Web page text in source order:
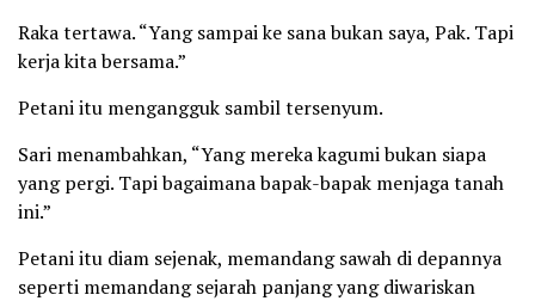
Raka tertawa. “Yang sampai ke sana bukan saya, Pak. Tapi
kerja kita bersama.”
Petani itu mengangguk sambil tersenyum.
Sari menambahkan, “Yang mereka kagumi bukan siapa
yang pergi. Tapi bagaimana bapak-bapak menjaga tanah
ini.”
Petani itu diam sejenak, memandang sawah di depannya
seperti memandang sejarah panjang yang diwariskan